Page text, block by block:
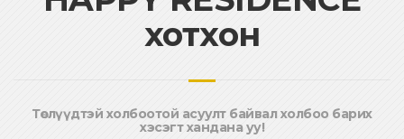
хотхон
Төслүүдтэй холбоотой асуулт байвал холбоо барих
хэсэгт хандана уу!